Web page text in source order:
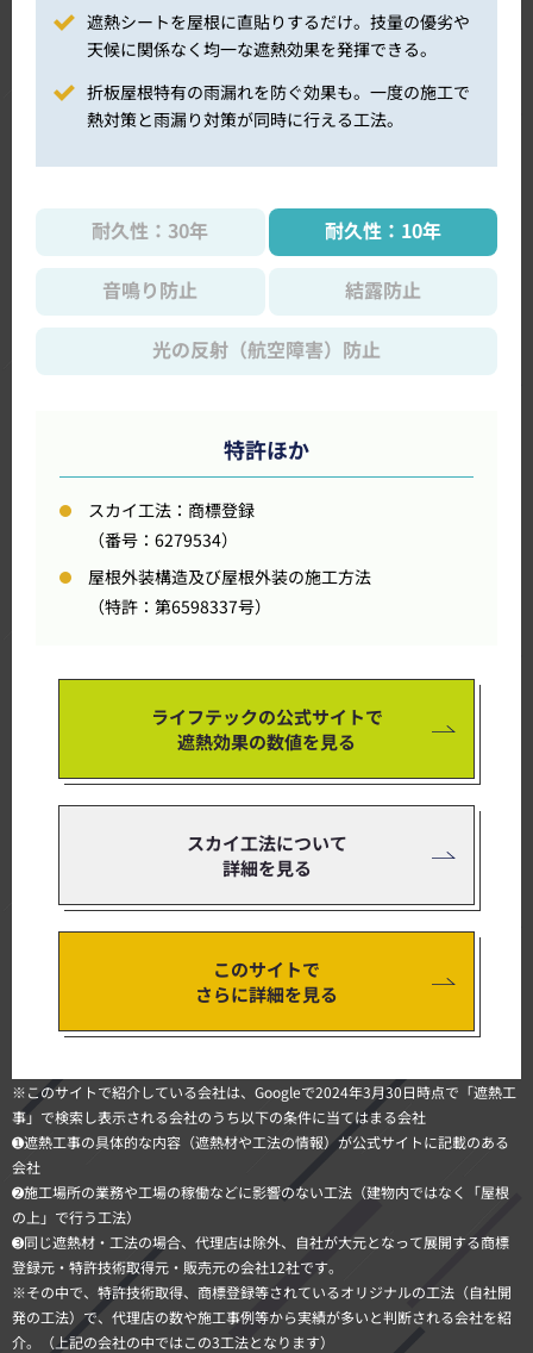
遮熱シートを屋根に直貼りするだけ。技量の優劣や
天候に関係なく均一な遮熱効果を発揮できる。
折板屋根特有の雨漏れを防ぐ効果も。一度の施工で
熱対策と雨漏り対策が同時に行える工法。
耐久性：30年 耐久性：10年
音鳴り防止 結露防止
光の反射（航空障害）防止
特許ほか
スカイ工法：商標登録
（番号：6279534）
屋根外装構造及び屋根外装の施工方法
（特許：第6598337号）
ライフテックの公式サイトで
遮熱効果の数値を見る
スカイ工法について
詳細を見る
このサイトで
さらに詳細を見る
※このサイトで紹介している会社は、Googleで2024年3月30日時点で「遮熱工
事」で検索し表示される会社のうち以下の条件に当てはまる会社
➊遮熱工事の具体的な内容（遮熱材や工法の情報）が公式サイトに記載のある
会社
➋施工場所の業務や工場の稼働などに影響のない工法（建物内ではなく「屋根
の上」で行う工法）
➌同じ遮熱材・工法の場合、代理店は除外、自社が大元となって展開する商標
登録元・特許技術取得元・販売元の会社12社です。
※その中で、特許技術取得、商標登録等されているオリジナルの工法（自社開
発の工法）で、代理店の数や施工事例等から実績が多いと判断される会社を紹
介。（上記の会社の中ではこの3工法となります）